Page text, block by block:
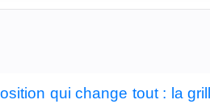
qui change tout : la